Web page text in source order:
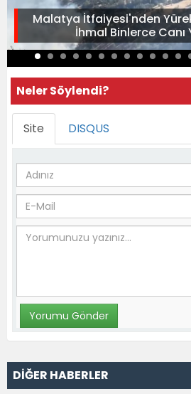
Malatya İtfaiyesi'nden
İhmal Binlerce Canı
Neler Söylendi?
Site DISQUS
DİĞER HABERLER